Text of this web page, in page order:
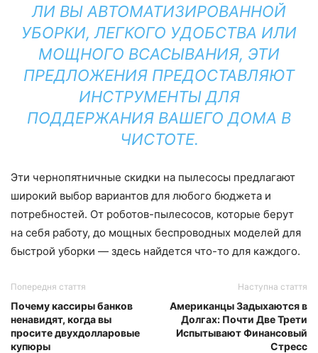
ЛИ ВЫ АВТОМАТИЗИРОВАННОЙ
УБОРКИ, ЛЕГКОГО УДОБСТВА ИЛИ
МОЩНОГО ВСАСЫВАНИЯ, ЭТИ
ПРЕДЛОЖЕНИЯ ПРЕДОСТАВЛЯЮТ
ИНСТРУМЕНТЫ ДЛЯ
ПОДДЕРЖАНИЯ ВАШЕГО ДОМА В
ЧИСТОТЕ.
Эти чернопятничные скидки на пылесосы предлагают
широкий выбор вариантов для любого бюджета и
потребностей. От роботов-пылесосов, которые берут
на себя работу, до мощных беспроводных моделей для
быстрой уборки — здесь найдется что-то для каждого.
Попередня стаття
Почему кассиры банков
ненавидят, когда вы
просите двухдолларовые
купюры
Наступна стаття
Американцы Задыхаются в
Долгах: Почти Две Трети
Испытывают Финансовый
Стресс